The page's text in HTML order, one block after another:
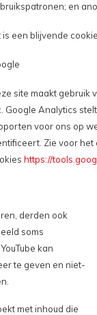
en
is een blijvende
site maakt gebruik
Google Analytics
voor ons op
Zie voor
https://
derden ook
soms
kan
te geven en niet-
met inhoud die